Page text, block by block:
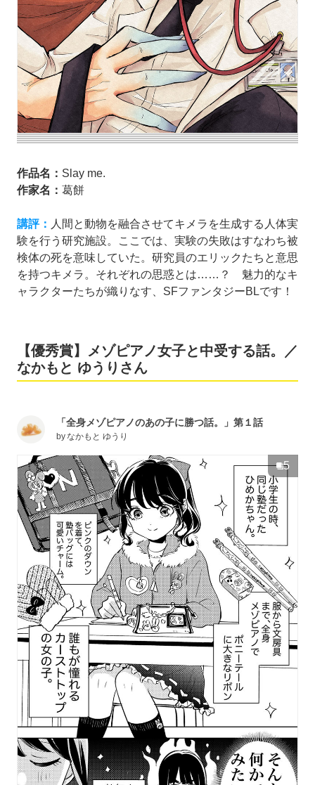
作品名： Slay me.
作家名： 葛餅
講評： 人間と動物を融合させてキメラを生成する人体実
験を行う研究施設。ここでは、実験の失敗はすなわち被
検体の死を意味していた。研究員のエリックたちと意思
を持つキメラ。それぞれの思惑とは……？ 魅力的なキ
ャラクターたちが織りなす、SFファンタジーBLです！
【優秀賞】メゾピアノ女子と中受する話。／
なかもと ゆうりさん
「全身メゾピアノのあの子に勝つ話。」第１話
by なかもと ゆうり
5